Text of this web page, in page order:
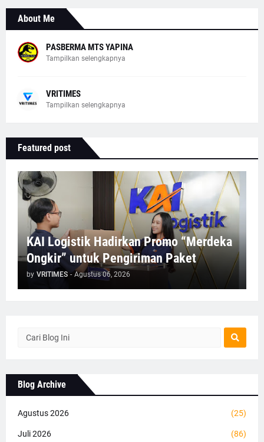
About Me
PASBERMA MTS YAPINA
Tampilkan selengkapnya
VRITIMES
Tampilkan selengkapnya
Featured post
KAI Logistik Hadirkan Promo “Merdeka
Ongkir” untuk Pengiriman Paket
by VRITIMES - Agustus 06, 2026
Blog Archive
Agustus 2026 (25)
Juli 2026 (86)